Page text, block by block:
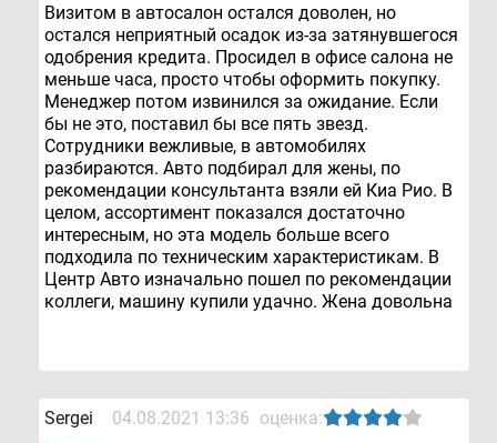
Визитом в автосалон остался доволен, но
остался неприятный осадок из-за затянувшегося
одобрения кредита. Просидел в офисе салона не
меньше часа, просто чтобы оформить покупку.
Менеджер потом извинился за ожидание. Если
бы не это, поставил бы все пять звезд.
Сотрудники вежливые, в автомобилях
разбираются. Авто подбирал для жены, по
рекомендации консультанта взяли ей Киа Рио. В
целом, ассортимент показался достаточно
интересным, но эта модель больше всего
подходила по техническим характеристикам. В
Центр Авто изначально пошел по рекомендации
коллеги, машину купили удачно. Жена довольна
Sergei 04.08.2021 13:36 оценка: